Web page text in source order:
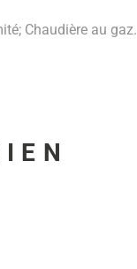
Chaudière au gaz.